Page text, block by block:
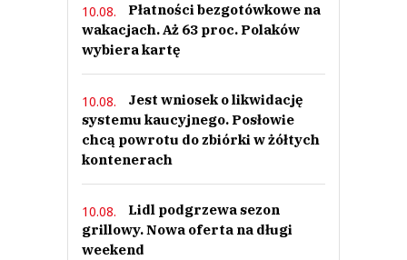
10.08.
Płatności bezgotówkowe na
wakacjach. Aż 63 proc. Polaków
wybiera kartę
10.08.
Jest wniosek o likwidację
systemu kaucyjnego. Posłowie
chcą powrotu do zbiórki w żółtych
kontenerach
10.08.
Lidl podgrzewa sezon
grillowy. Nowa oferta na długi
weekend